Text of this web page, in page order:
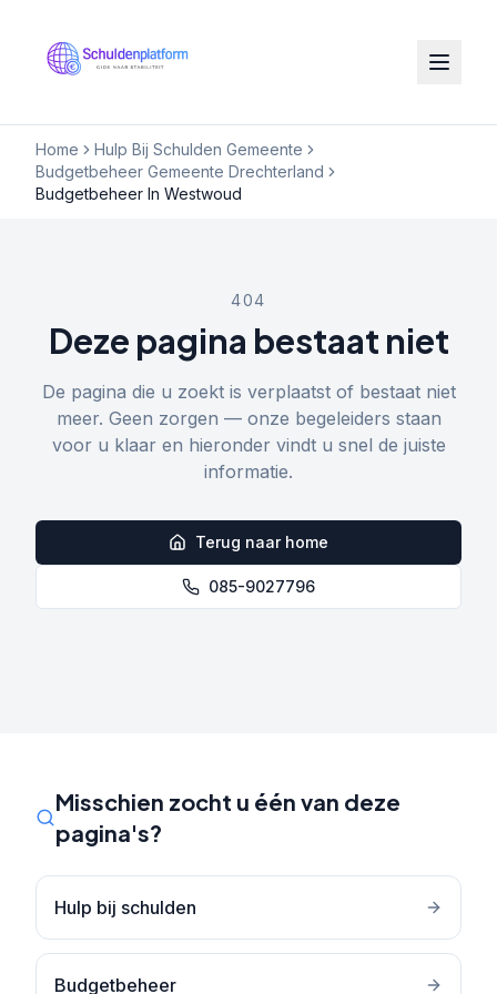
Home
Hulp Bij Schulden Gemeente
Budgetbeheer Gemeente Drechterland
Budgetbeheer In Westwoud
404
Deze pagina bestaat niet
De pagina die u zoekt is verplaatst of bestaat niet
meer. Geen zorgen — onze begeleiders staan
voor u klaar en hieronder vindt u snel de juiste
informatie.
Terug naar home
085-9027796
Misschien zocht u één van deze
pagina's?
Hulp bij schulden
Budgetbeheer